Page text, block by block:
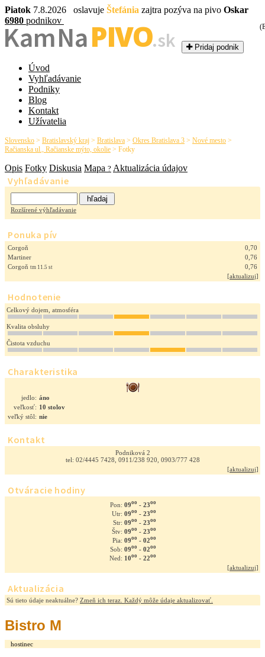
Piatok 7.8.2026 oslavuje Štefánia zajtra pozýva na pivo Oskar
6980 podnikov
Kam NaPIVO.sk Pridaj podnik
Úvod
Vyhľadávanie
Podniky
Blog
Kontakt
Užívatelia
Slovensko > Bratislavský kraj > Bratislava > Okres Bratislava 3 > Nové mesto >
Račianska ul., Račianske mýto, okolie > Fotky
Opis Fotky Diskusia Mapa ? Aktualizácia údajov
Vyhľadávanie
Rozšírené výhľadávanie
Ponuka pív
Corgoň
0,70
Martiner
0,76
Corgoň tm 11.5 st
0,76
[aktualizuj]
Hodnotenie
Celkový dojem, atmosféra
Kvalita obsluhy
Čistota vzduchu
Charakteristika
jedlo: áno
veľkosť: 10 stolov
veľký stôl: nie
Kontakt
Podniková 2
tel: 02/4445 7428, 0911/238 920, 0903/777 428
[aktualizuj]
Otváracie hodiny
Pon: 09oo- 23oo
Utr: 09oo- 23oo
Str: 09oo- 23oo
Štv: 09oo- 23oo
Pia: 09oo- 02oo
Sob: 09oo- 02oo
Ned: 10oo- 22oo
[aktualizuj]
Aktualizácia
Sú tieto údaje neaktuálne? Zmeň ich teraz. Každý môže údaje aktualizovať.
Bistro M
hostinec